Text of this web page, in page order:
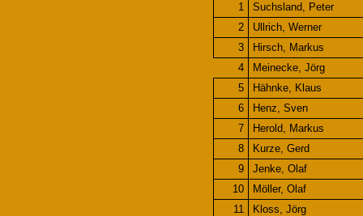
1
Suchsland, Peter
2
Ullrich, Werner
3
Hirsch, Markus
4
Meinecke, Jörg
5
Hähnke, Klaus
6
Henz, Sven
7
Herold, Markus
8
Kurze, Gerd
9
Jenke, Olaf
10
Möller, Olaf
11
Kloss, Jörg